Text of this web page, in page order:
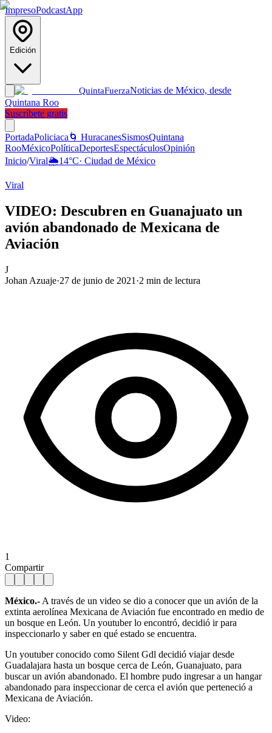
ImpresoPodcastApp
Edición
QuintaFuerzaNoticias de México, desde
Quintana Roo
Suscríbete gratis
PortadaPoliciaca 🌀 HuracanesSismosQuintana
RooMéxicoPolíticaDeportesEspectáculosOpinión
Inicio/Viral🌦️14°C· Ciudad de México
Viral
VIDEO: Descubren en Guanajuato un
avión abandonado de Mexicana de
Aviación
J
Johan Azuaje·27 de junio de 2021 ·2 min de lectura
1
Compartir
México.- A través de un video se dio a conocer que un avión de la
extinta aerolínea Mexicana de Aviación fue encontrado en medio de
un bosque en León. Un youtuber lo encontró, decidió ir para
inspeccionarlo y saber en qué estado se encuentra.
Un youtuber conocido como Silent Gdl decidió viajar desde
Guadalajara hasta un bosque cerca de León, Guanajuato, para
buscar un avión abandonado. El hombre pudo ingresar a un hangar
abandonado para inspeccionar de cerca el avión que perteneció a
Mexicana de Aviación.
Video: